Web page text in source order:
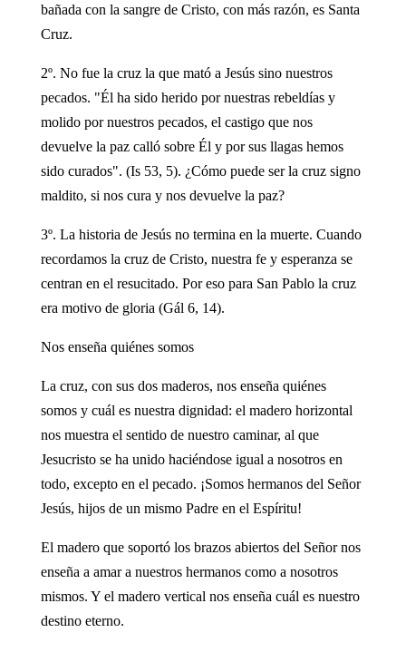
bañada con la sangre de Cristo, con más razón, es Santa
Cruz.
2º. No fue la cruz la que mató a Jesús sino nuestros
pecados. "Él ha sido herido por nuestras rebeldías y
molido por nuestros pecados, el castigo que nos
devuelve la paz calló sobre Él y por sus llagas hemos
sido curados". (Is 53, 5). ¿Cómo puede ser la cruz signo
maldito, si nos cura y nos devuelve la paz?
3º. La historia de Jesús no termina en la muerte. Cuando
recordamos la cruz de Cristo, nuestra fe y esperanza se
centran en el resucitado. Por eso para San Pablo la cruz
era motivo de gloria (Gál 6, 14).
Nos enseña quiénes somos
La cruz, con sus dos maderos, nos enseña quiénes
somos y cuál es nuestra dignidad: el madero horizontal
nos muestra el sentido de nuestro caminar, al que
Jesucristo se ha unido haciéndose igual a nosotros en
todo, excepto en el pecado. ¡Somos hermanos del Señor
Jesús, hijos de un mismo Padre en el Espíritu!
El madero que soportó los brazos abiertos del Señor nos
enseña a amar a nuestros hermanos como a nosotros
mismos. Y el madero vertical nos enseña cuál es nuestro
destino eterno.